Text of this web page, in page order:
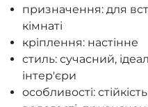
призначення: для
кімнаті
кріплення: настінне
стиль: сучасний,
інтер'єри
особливості: